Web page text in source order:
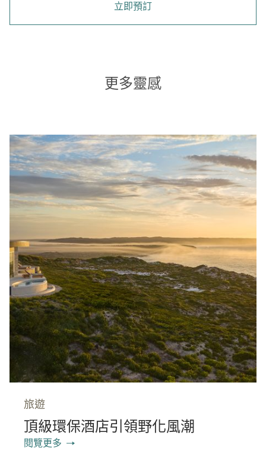
立即預訂
更多靈感
旅遊
頂級環保酒店引領野化風潮
閱覽更多